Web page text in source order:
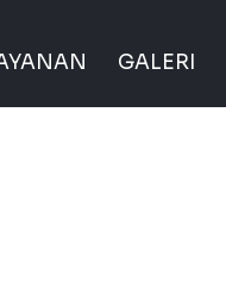
GALERI